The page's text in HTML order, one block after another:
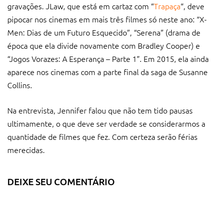
gravações. JLaw, que está em cartaz com “Trapaça“, deve
pipocar nos cinemas em mais três filmes só neste ano: “X-
Men: Dias de um Futuro Esquecido”, “Serena” (drama de
época que ela divide novamente com Bradley Cooper) e
“Jogos Vorazes: A Esperança – Parte 1”. Em 2015, ela ainda
aparece nos cinemas com a parte final da saga de Susanne
Collins.
Na entrevista, Jennifer falou que não tem tido pausas
ultimamente, o que deve ser verdade se considerarmos a
quantidade de filmes que fez. Com certeza serão férias
merecidas.
DEIXE SEU COMENTÁRIO